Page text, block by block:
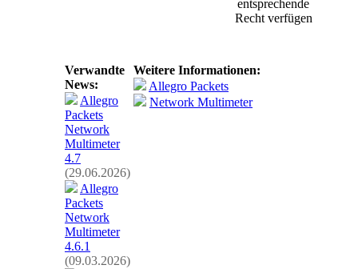
Verwandte
News:
Allegro
Packets
Network
Multimeter
4.7
(29.06.2026)
Allegro
Packets
Network
Multimeter
4.6.1
(09.03.2026)
Weitere Informationen:
Allegro Packets
Network Multimeter